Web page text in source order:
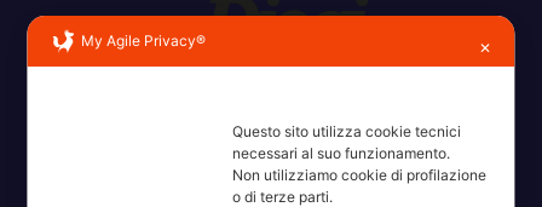
My Agile Privacy® ✕
Questo sito utilizza cookie tecnici
necessari al suo funzionamento.
Non utilizziamo cookie di profilazione
o di terze parti.